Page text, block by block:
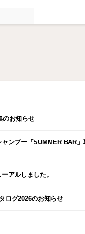
のお知らせ
ンプー「SUMMER BAR
アルしました。
ログ2026のお知らせ